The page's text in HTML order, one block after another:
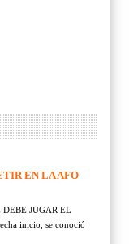
EN LA AFO
DEBE JUGAR EL
inicio, se conoció